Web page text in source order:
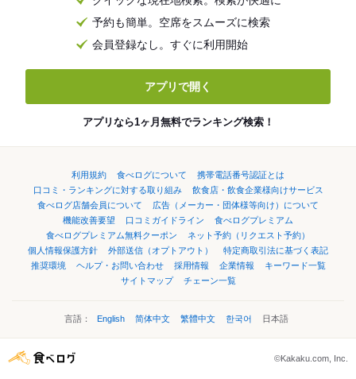
予約も簡単。空席をスムーズに検索
会員登録なし。すぐに利用開始
アプリで開く
アプリなら1ヶ月無料でランキング検索！
利用規約 食べログについて
携帯電話番号認証とは
口コミ・ランキングに対する取り組み
飲食店・飲食企業様向けサービス
食べログ店舗会員について
広告（メーカー・団体様等向け）について
機能改善要望
口コミガイドライン
食べログプレミアム
食べログプレミアム無料クーポン
ネット予約（リクエスト予約）
個人情報保護方針
外部送信（オプトアウト）
特定商取引法に基づく表記
推奨環境
ヘルプ・お問い合わせ 採用情報 企業情報
キーワード一覧
サイトマップ
チェーン一覧
言語： English 简体中文 繁體中文 한국어 日本語
©Kakaku.com, Inc.